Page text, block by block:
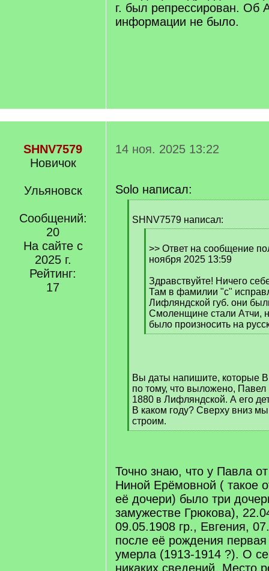
г. был репрессирован. Об
информации не было.
SHNV7579
Новичок
Ульяновск
Сообщений:
20
На сайте с
2025 г.
Рейтинг:
17
14 ноя. 2025 13:22
Solo написал:
q
SHNV7579 написал:
q
]
>> Ответ на сообщение
ноября 2025 13:59
Здравствуйте! Ничего
Там в фамилии "с"
Лифляндской губ. они
Смоленщине стали Атчи,
было произносить на
[
Вы даты напишите, которые
по тому, что выложено,
1880 в Лифляндской. А его
В каком году? Сверху вниз
строим.
[
Точно знаю, что у Павла
Ниной Ерёмовной ( такое
её дочери) было три
замужестве Грюкова),
09.05.1908 гр., Евгения,
после её рождения
умерла (1913-1914 ?). О
никаких сведений. Место